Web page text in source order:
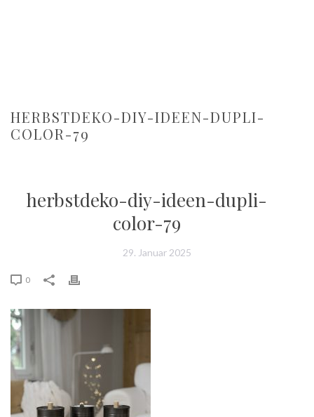
HERBSTDEKO-DIY-IDEEN-DUPLI-
COLOR-79
herbstdeko-diy-ideen-dupli-
color-79
29. Januar 2025
0